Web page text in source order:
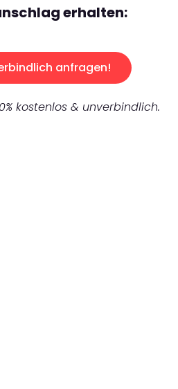
erhalten:
anfragen!
kostenlos & unverbindlich.